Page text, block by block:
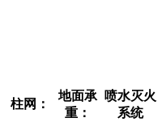
柱网：
地面承
重：
喷水灭火
系统